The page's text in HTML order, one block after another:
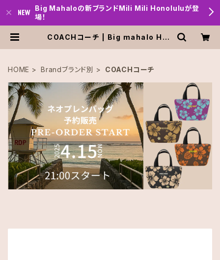
Big Mahaloの新ブランドMili Mili Honoluluが登
場！
COACHコーチ | Big mahalo Hon
HOME Brandブランド別 COACHコーチ